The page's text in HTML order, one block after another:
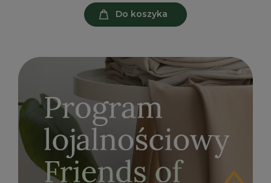
Do koszyka